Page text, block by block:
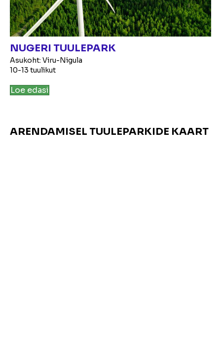
NUGERI TUULEPARK
Asukoht: Viru-Nigula
10-13 tuulikut
Loe edasi
ARENDAMISEL TUULEPARKIDE KAART